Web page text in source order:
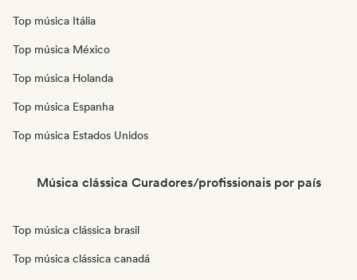
Top música Itália
Top música México
Top música Holanda
Top música Espanha
Top música Estados Unidos
Música clássica Curadores/profissionais por país
Top música clássica brasil
Top música clássica canadá